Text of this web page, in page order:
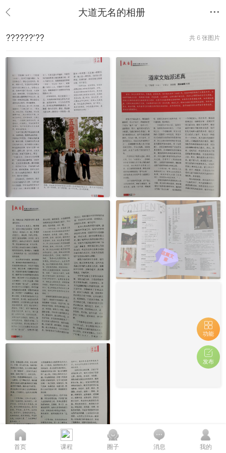
大道无名的相册
共 6 张图片
??????ʼ??
功能
发布
首页 课程 圈子 消息 我的